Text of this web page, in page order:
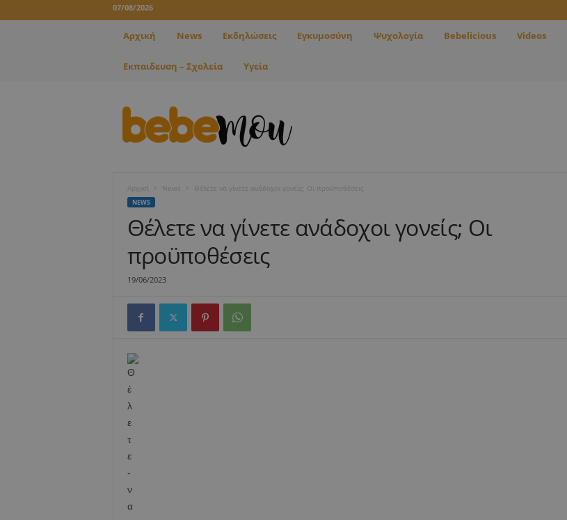
07/08/2026
Αρχική News Εκδηλώσεις Εγκυμοσύνη Ψυχολογία Bebelicious Videos
Εκπαιδευση – Σχολεία Υγεία
Αρχική News Θέλετε να γίνετε ανάδοχοι γονείς; Οι προϋποθέσεις
NEWS
Θέλετε να γίνετε ανάδοχοι γονείς; Οι
προϋποθέσεις
19/06/2023